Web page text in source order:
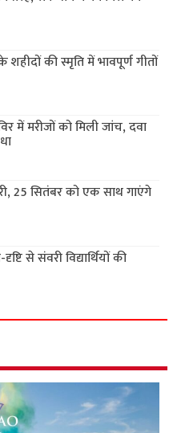
शहीदों की स्मृति में भावपूर्ण गीतों
में मरीजों को मिली जांच, दवा
25 सितंबर को एक साथ गाएंगे
से संवरी विद्यार्थियों की